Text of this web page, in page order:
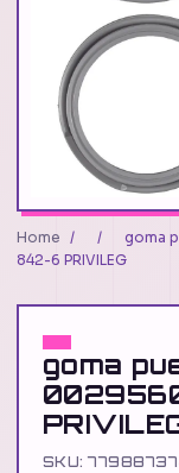
Home / /
goma
842-6 PRIVILEG
goma
SKU: